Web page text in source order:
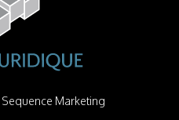
Sequence Marketing